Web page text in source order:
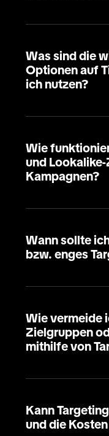
Was sind die
Optionen auf
ich nutzen?
Wie
und
Kampagnen?
Wann sollte
bzw. enges
Wie vermeide
Zielgruppen
mithilfe von
Kann
und die